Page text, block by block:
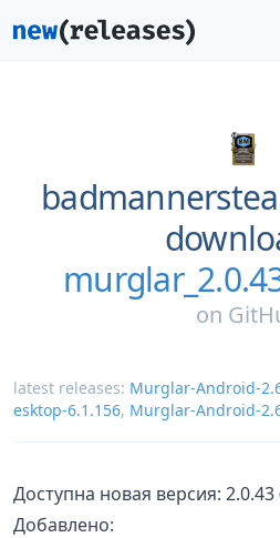
on
latest releases: Murglar-Android-
esktop-6.1.156, Murglar-Android-
Доступна новая версия: 2.0.43
Добавлено: